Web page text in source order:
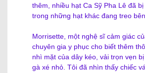
thêm, nhiều hạt Ca Sỹ Pha Lê đã
trong những hạt khác đang treo
Morrisette, một nghệ sĩ cảm giác
chuyên gia y phục cho biết thêm
nhì mặt của dây kéo, vải trọn vẹn
gà xé nhỏ. Tôi đã nhìn thấy chiếc